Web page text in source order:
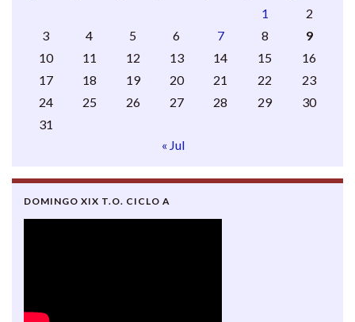
1
2
3
4 5 6 7 8
9
10
11 12 13 14 15
16
17
18 19 20 21 22
23
24
25 26 27 28 29
30
31
« Jul
DOMINGO XIX T.O. CICLO A